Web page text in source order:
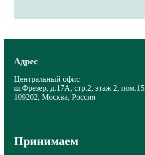
Адрес
Центральный офис
ш.Фрезер, д.17А, стр.2, этаж 2, пом.15
109202, Москва, Россия
Принимаем